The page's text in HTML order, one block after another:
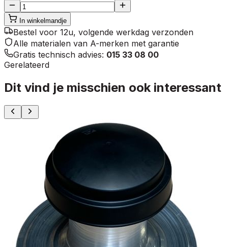
In winkelmandje
Bestel voor 12u, volgende werkdag verzonden
Alle materialen van A-merken met garantie
Gratis technisch advies: 015 33 08 00
Gerelateerd
Dit vind je misschien ook interessant